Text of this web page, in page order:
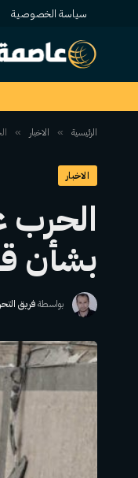
سياسة الخصوصية
الرئيسية » الاخبار »
الاخبار
الحرب
بشأن
بواسطةفريق